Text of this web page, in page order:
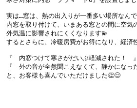
実は…窓は、熱の出入りが一番多い場所なんで
内窓を取り付けて、いまある窓との間に空気
外気温に影響されにくくなります💫
するとさらに、冷暖房費がお得になり、経済
『　内窓つけて寒さがだいぶ軽減された！　』
『　外の音が全然聞こえなくて、静かになっ
と、お客様も喜んでいただけました👏😊